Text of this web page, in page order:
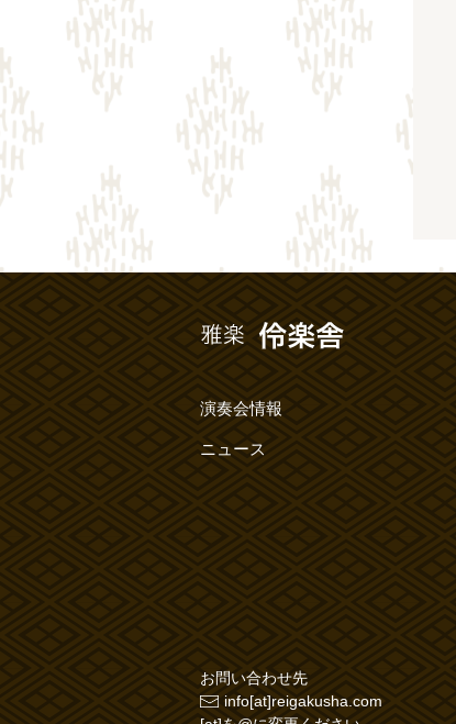
演奏会情報
ニュース
お問い合わせ先
info[at]reigakusha.com